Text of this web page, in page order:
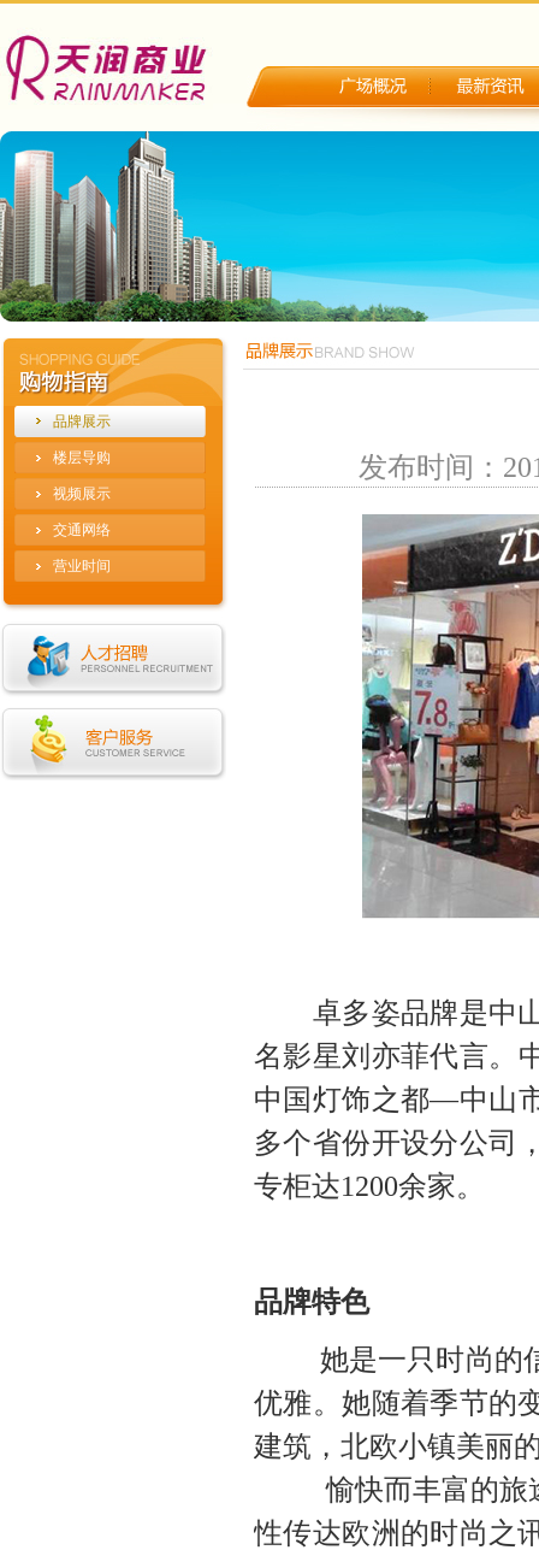
品牌展示
楼层导购
视频展示
交通网络
营业时间
发布时间：
卓多姿品牌是中山
名影星刘亦菲代言。
中国灯饰之都—中山
多个省份开设分公司
专柜达1200余家。
品牌特色
她是一只时尚的信
优雅。她随着季节的
建筑，北欧小镇美丽
愉快而丰富的旅途
性传达欧洲的时尚之